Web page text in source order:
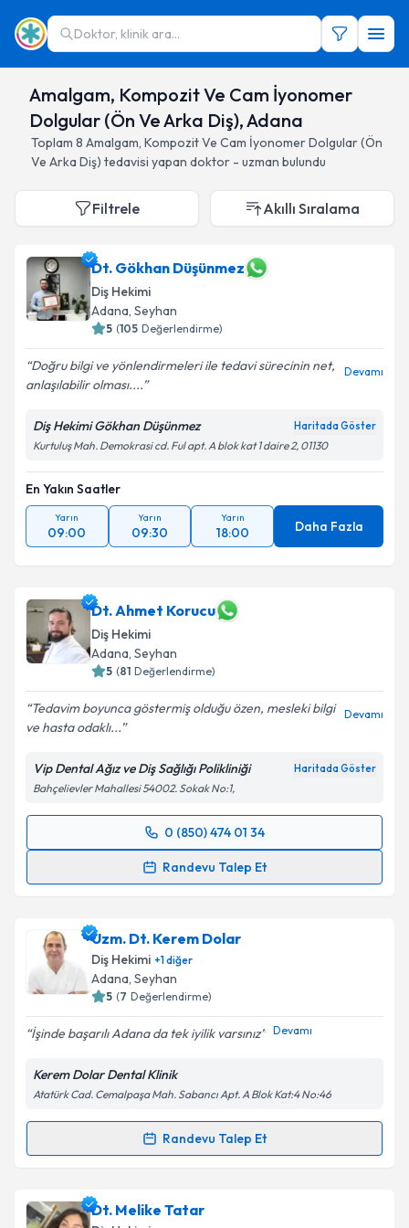
Doktor, klinik ara...
Amalgam, Kompozit Ve Cam İyonomer
Dolgular (Ön Ve Arka Diş), Adana
Toplam 8 Amalgam, Kompozit Ve Cam İyonomer Dolgular (Ön
Ve Arka Diş) tedavisi yapan doktor - uzman bulundu
Filtrele Akıllı Sıralama
Dt. Gökhan Düşünmez
Diş Hekimi
Adana, Seyhan
5 (105 Değerlendirme)
Doğru bilgi ve yönlendirmeleri ile tedavi sürecinin net,
anlaşılabilir olması....
Devamı
Diş Hekimi Gökhan Düşünmez Haritada Göster
Kurtuluş Mah. Demokrasi cd. Ful apt. A blok kat 1 daire 2, 01130
En Yakın Saatler
Yarın
09:00
Yarın
09:30
Yarın
18:00 Daha Fazla
Dt. Ahmet Korucu
Diş Hekimi
Adana, Seyhan
5 (81 Değerlendirme)
Tedavim boyunca göstermiş olduğu özen, mesleki bilgi
ve hasta odaklı...
Devamı
Vip Dental Ağız ve Diş Sağlığı Polikliniği Haritada Göster
Bahçelievler Mahallesi 54002. Sokak No:1,
0 (850) 474 01 34
Randevu Talep Et
Randevu Takvimi Talebi
takvim hazırlandığında e-posta ile bilgilendireceğiz.
E-posta Adresiniz
Metni'ni okudum ve kişisel verilerimin belirtilen
kapsamda işlenmesini kabul ediyorum.
Takvim Talebini Gönder
Uzm. Dt. Kerem Dolar
Diş Hekimi +1diğer
Adana, Seyhan
5 (7 Değerlendirme)
İşinde başarılı Adana da tek iyilik varsınız Devamı
Kerem Dolar Dental Klinik
Atatürk Cad. Cemalpaşa Mah. Sabancı Apt. A Blok Kat:4 No:46
Randevu Talep Et
Randevu Takvimi Talebi
Uzm. Dt. Kerem Dolariçin randevu takvimi talebi
Dt. Melike Tatar